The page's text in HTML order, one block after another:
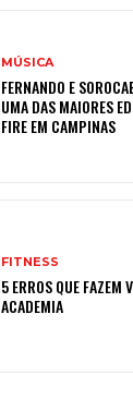
MÚSICA
FERNANDO E
UMA DAS MAIORES
FIRE EM CAMPINAS
FITNESS
5 ERROS QUE FAZEM
ACADEMIA